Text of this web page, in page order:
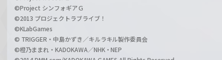
©Project シンフォギアＧ
©2013 プロジェクトラブライブ！
©KLabGames
© TRIGGER・中島かずき／キルラキル製作委員会
©橙乃ままれ・KADOKAWA／NHK・NEP